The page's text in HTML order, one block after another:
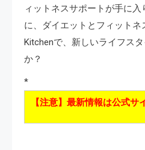
ィットネスサポートが手に
に、ダイエットとフィットネ
Kitchenで、新しいライフス
か？
*
【注意】最新情報は公式サ